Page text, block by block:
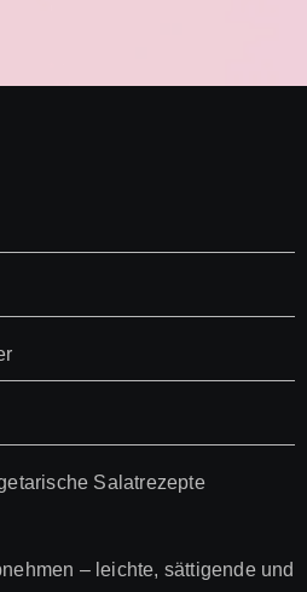
Salatrezepte
– leichte, sättigende und